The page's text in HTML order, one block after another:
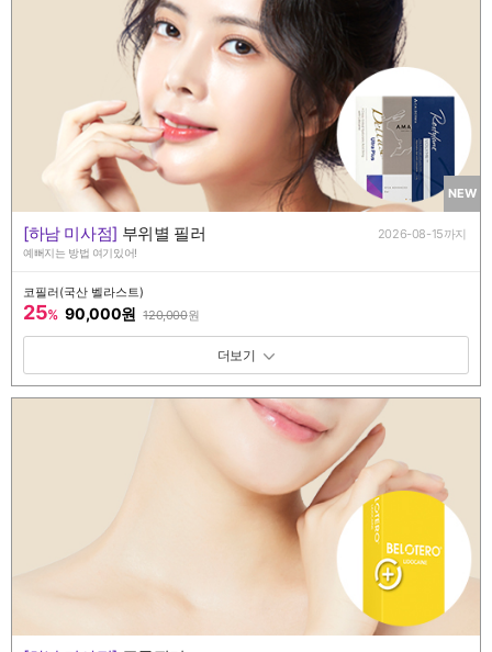
NEW
[하남 미사점] 부위별 필러 2026-08-15까지
예뻐지는 방법 여기있어!
코필러(국산 벨라스트)
25% 90,000원 120,000원
패키지 보기 토글